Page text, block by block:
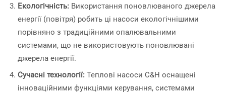
Екологічність: Використання поновлюваного джерела
енергії (повітря) робить ці насоси екологічнішими
порівняно з традиційними опалювальними
системами, що не використовують поновлювані
джерела енергії.
Сучасні технології: Теплові насоси C&H оснащені
інноваційними функціями керування, системами